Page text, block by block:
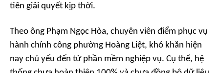
tiên giải quyết kịp thời.
Theo ông Phạm Ngọc Hòa, chuyên viên điểm phục vụ
hành chính công phường Hoàng Liệt, khó khăn hiện
nay chủ yếu đến từ phần mềm nghiệp vụ. Cụ thể, hệ